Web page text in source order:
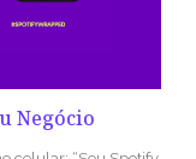
Negócio